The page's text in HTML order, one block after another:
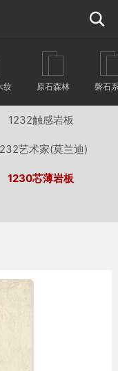
纹 原石森林 磐石
1232触感岩板
艺术家(莫兰迪)
1230芯薄岩板